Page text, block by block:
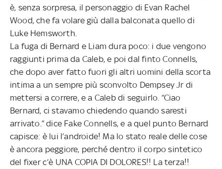
è, senza sorpresa, il personaggio di Evan Rachel
Wood, che fa volare giù dalla balconata quello di
Luke Hemsworth.
La fuga di Bernard e Liam dura poco: i due vengono
raggiunti prima da Caleb, e poi dal finto Connells,
che dopo aver fatto fuori gli altri uomini della scorta
intima a un sempre più sconvolto Dempsey Jr di
mettersi a correre, e a Caleb di seguirlo. “Ciao
Bernard, ci stavamo chiedendo quando saresti
arrivato.” dice Fake Connells, e a quel punto Bernard
capisce: è lui l’androide! Ma lo stato reale delle cose
è ancora peggiore, perché dentro il corpo sintetico
del fixer c’è UNA COPIA DI DOLORES!! La terza!!